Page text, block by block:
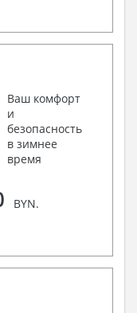
Ваш комфорт
и
безопасность
в зимнее
время
BYN.